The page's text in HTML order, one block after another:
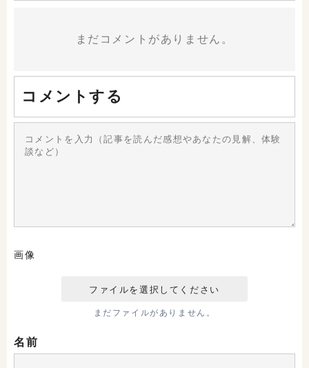
まだコメントがありません。
コメントする
画像
まだファイルがありません。
名前